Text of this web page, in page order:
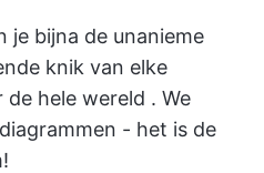
je bijna de unanieme
knik van elke
de hele wereld . We
- het is de